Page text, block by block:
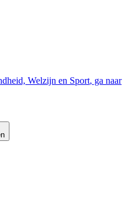
Welzijn en Sport, ga naar